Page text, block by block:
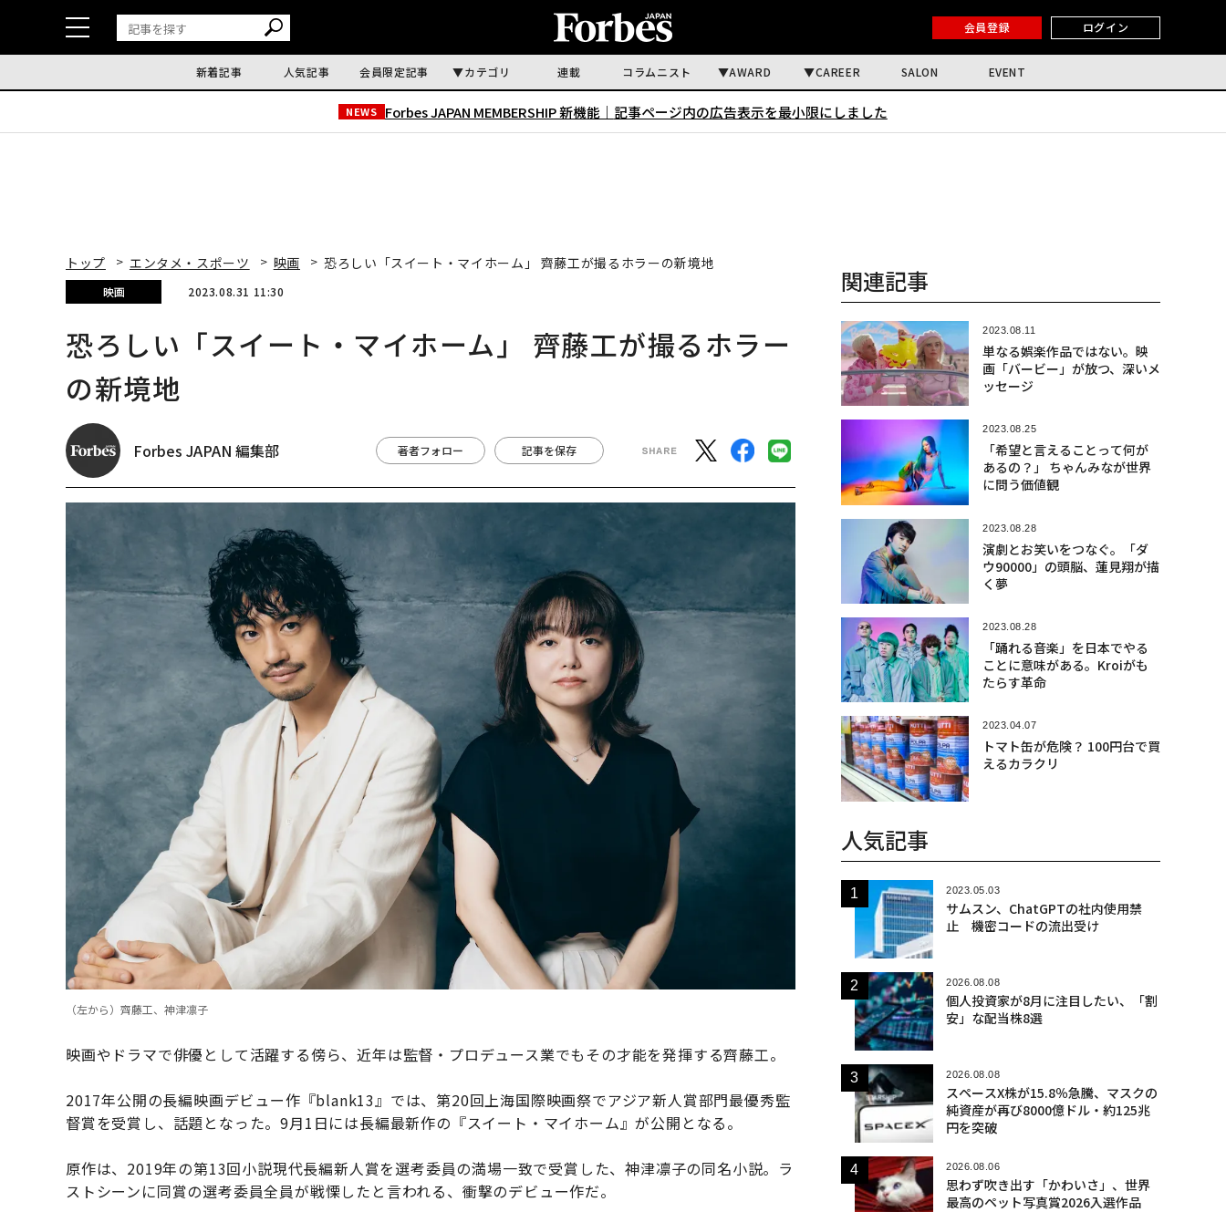
会員登録 ログイン
新着記事 人気記事 会員限定記事 カテゴリ 連載 コラムニスト AWARD CAREER SALON EVENT
NEWS Forbes JAPAN MEMBERSHIP 新機能｜ 記事ページ内の広告表示を最小限にしました
トップ エンタメ・スポーツ 映画 恐ろしい「スイート・マイホーム」 齊藤工が撮るホラーの新境地
映画 2023.08.31 11:30
恐ろしい「スイート・マイホーム」 齊藤工が撮るホラー
の新境地
Forbes JAPAN 編集部 著者フォロー 記事を保存
（左から）齊藤工、神津凛子
映画やドラマで俳優として活躍する傍ら、近年は監督・プロデュース業でもその才能を発揮する齊藤工。
2017年公開の長編映画デビュー作『blank13』では、第20回上海国際映画祭でアジア新人賞部門最優秀監
督賞を受賞し、話題となった。9月1日には長編最新作の『スイート・マイホーム』が公開となる。
原作は、2019年の第13回小説現代長編新人賞を選考委員の満場一致で受賞した、神津凛子の同名小説。ラ
ストシーンに同賞の選考委員全員が戦慄したと言われる、衝撃のデビュー作だ。
関連記事
2023.08.11
単なる娯楽作品ではない。映
画「バービー」が放つ、深いメ
ッセージ
2023.08.25
「希望と言えることって何が
あるの？」 ちゃんみなが世界
に問う価値観
2023.08.28
演劇とお笑いをつなぐ。「ダ
ウ90000」の頭脳、蓮見翔が描
く夢
2023.08.28
「踊れる音楽」を日本でやる
ことに意味がある。Kroiがも
たらす革命
2023.04.07
トマト缶が危険？ 100円台で買
えるカラクリ
人気記事
2023.05.03
サムスン、ChatGPTの社内使用禁
止 機密コードの流出受け
2026.08.08
個人投資家が8月に注目したい、「割
安」な配当株8選
2026.08.08
スペースX株が15.8％急騰、マスクの
純資産が再び8000億ドル・約125兆
円を突破
2026.08.06
思わず吹き出す「かわいさ」、世界
最高のペット写真賞2026入選作品